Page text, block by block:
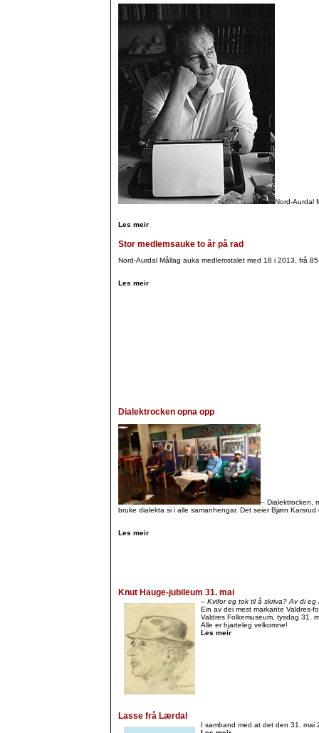
Nord-Aurdal
Les meir
Stor medlemsauke to år på rad
Nord-Aurdal Mållag auka medlemstalet med 18 i 2013, frå
Les meir
Dialektrocken opna opp
– Dialektrocken,
bruke dialekta si i alle samanhengar. Det seier Bjørn Karsrud
Les meir
Knut Hauge-jubileum 31. mai
– Kvifor eg tok til å skriva? Av di
Ein av dei mest markante Valdres-
Valdres Folkemuseum, tysdag 31.
Alle er hjarteleg velkomne!
Les meir
Lasse frå Lærdal
I samband med at det den 31. mai